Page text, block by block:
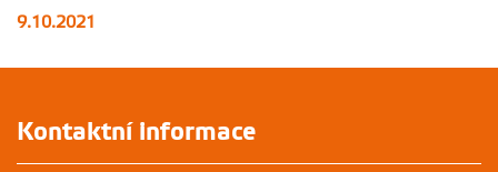
9.10.2021
Kontaktní informace